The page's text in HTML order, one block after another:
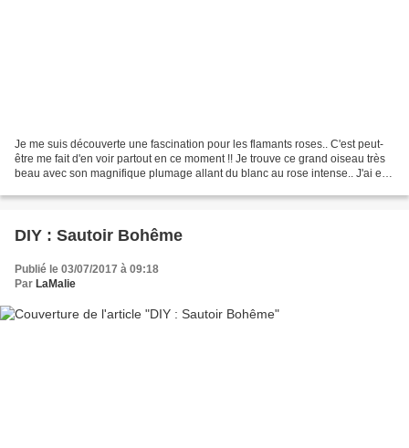
Je me suis découverte une fascination pour les flamants roses.. C'est peut-
être me fait d'en voir partout en ce moment !! Je trouve ce grand oiseau très
beau avec son magnifique plumage allant du blanc au rose intense.. J'ai eu
DIY : Sautoir Bohême
Publié le 03/07/2017 à 09:18
Par LaMalie